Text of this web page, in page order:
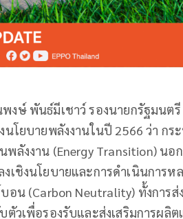
ษ์ พันธ์มีเชาว์ รองนายกรัฐมนตรี
นโยบายพลังงานในปี 2566 ว่า ก
พลังงาน (Energy Transition) นอ
เชิงนโยบายและการดำเนินการ
อน (Carbon Neutrality) ทั้งการ
ตัวเพื่อรองรับและส่งเสริมการผ